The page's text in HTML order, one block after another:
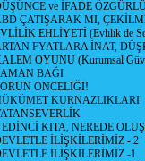
ve İFADE
ÇATIŞARAK MI,
EHLİYETİ (Evlilik de
FYATLARA İNAT,
OYUNU (Kurumsal
BAĞI
ÖNCELİĞİ!
KURNAZLIKLARI
KITA, NEREDE
İLİŞKİLERİMİZ - 2
İLİŞKİLERİMİZ -1